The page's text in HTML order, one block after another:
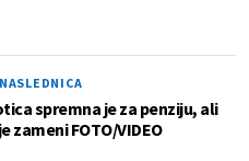
spremna je za penziju, ali
zameni FOTO/VIDEO